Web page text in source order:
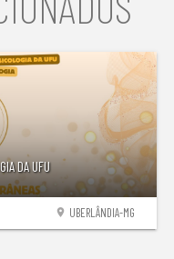
DA UFU
location_on UBERLÂNDIA-MG